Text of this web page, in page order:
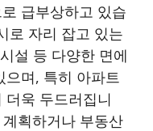
급부상하고 있습
로 자리 잡고 있는
설 등 다양한 면에
며, 특히 아파트
욱 두드러집니
획하거나 부동산